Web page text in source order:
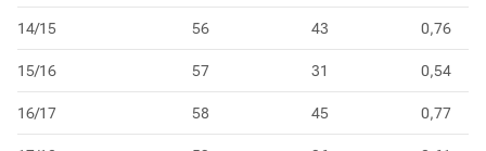
14/15 56 43 0,76
15/16 57 31 0,54
16/17 58 45 0,77